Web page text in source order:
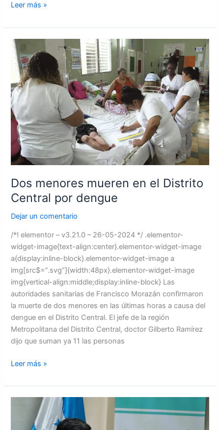
Leer más »
Dos menores mueren en el Distrito
Central por dengue
Dejar un comentario
/*! elementor – v3.21.0 – 26-05-2024 */ .elementor-
widget-image{text-align:center}.elementor-widget-image
a{display:inline-block}.elementor-widget-image a
img[src$=”.svg”]{width:48px}.elementor-widget-image
img{vertical-align:middle;display:inline-block} Las
autoridades sanitarias de Francisco Morazán confirmaron
la muerte de dos menores en las últimas horas a causa del
dengue en el Distrito Central. El jefe de la región
Metropolitana del Distrito Central, doctor Gilberto Ramírez
dijo que suman ya 11 las personas
Dos
menores
mueren
el
Distrito
Central
por
dengue
Leer más »